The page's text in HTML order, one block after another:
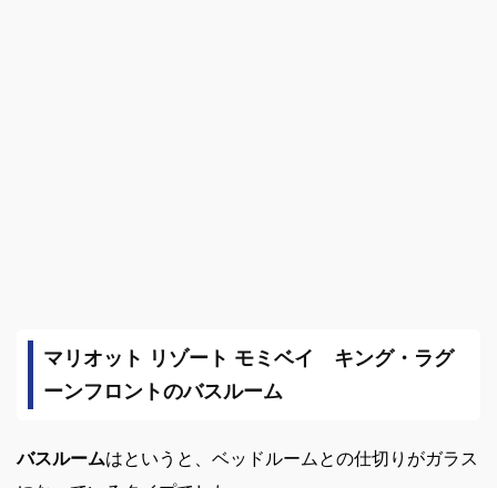
マリオット リゾート モミベイ キング・ラグ
ーンフロントのバスルーム
バスルームはというと、ベッドルームとの仕切りがガラス